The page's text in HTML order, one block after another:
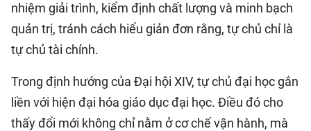
nhiệm giải trình, kiểm định chất lượng và minh bạch
quản trị, tránh cách hiểu giản đơn rằng, tự chủ chỉ là
tự chủ tài chính.
Trong định hướng của Đại hội XIV, tự chủ đại học gắn
liền với hiện đại hóa giáo dục đại học. Điều đó cho
thấy đổi mới không chỉ nằm ở cơ chế vận hành, mà